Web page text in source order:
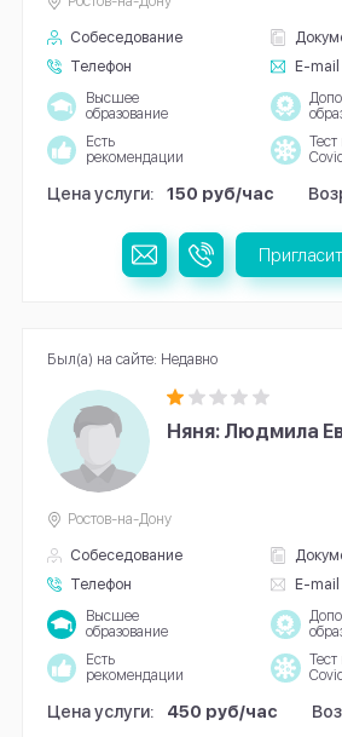
Собеседование
Телефон
E-mail
Высшее
образование
Есть
рекомендации
Тест
Цена услуги: 150 руб/час
Няня: Людмила
Собеседование
Телефон
E-mail
Ростов-на-Дону
Высшее
образование
Есть
рекомендации
Тест
Цена услуги: 450 руб/час
Был(а) на сайте: Недавно